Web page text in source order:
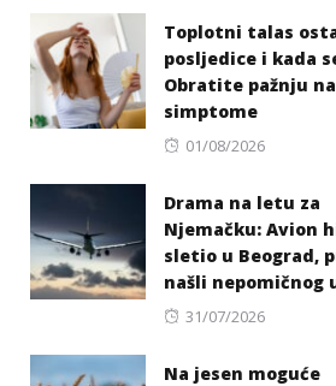
Toplotni talas
posljedice i kada
Obratite pažnju
simptome
Posted
01/08/2026
Drama na letu za
Njemačku: Avion
sletio u Beograd,
našli nepomičnog
Posted
31/07/2026
Na jesen moguće